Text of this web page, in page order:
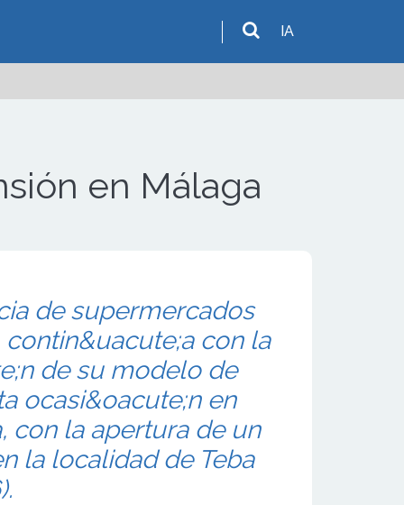
IA
en Málaga
de supermercados
con la
de su modelo de
ocasi&oacute;n en
con la apertura de un
la localidad de Teba